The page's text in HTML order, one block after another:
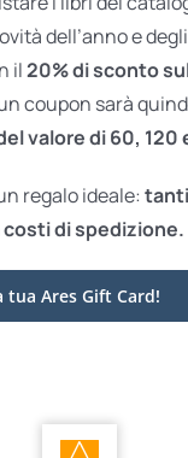
dell’anno e degli
il20% di sconto
coupon sarà
valore di 60, 120
regalo ideale:
di spedizione.
tua Ares Gift Card!